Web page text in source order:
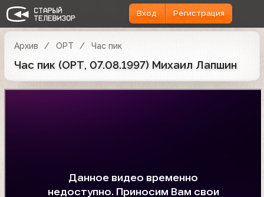
Вход Регистрация
Архив ОРТ Час пик
Час пик (ОРТ, 07.08.1997) Михаил Лапшин